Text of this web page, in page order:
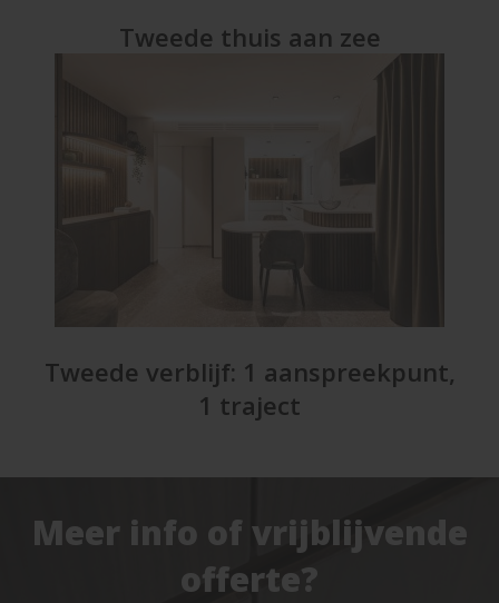
Tweede thuis aan zee
Tweede verblijf: 1 aanspreekpunt,
1 traject
Meer info of vrijblijvende
offerte?